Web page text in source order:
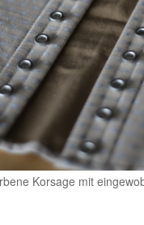
Korsage mit